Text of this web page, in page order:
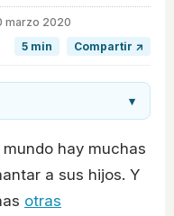
marzo 2020
5 min
Compartir ↗
▾
hay muchas
a sus hijos. Y
otras